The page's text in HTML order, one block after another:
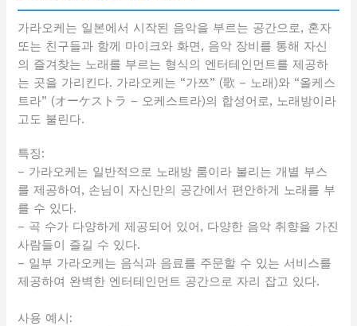
가라오케는 일본에서 시작된 음악을 부르는 공간으로, 혼자
또는 친구들과 함께 마이크와 화면, 음악 장비를 통해 자신
의 즐겨찾는 노래를 부르는 형식의 엔터테인먼트를 제공하
는 곳을 가리킨다. 가라오케는 “가쯔” (歌 – 노래)와 “올케스
트라” (オーケストラ – 오케스트라)의 합성어로, 노래방이라
고도 불린다.
특징:
– 가라오케는 일반적으로 노래방 룸이라 불리는 개별 부스
를 제공하여, 손님이 자신만의 공간에서 편안하게 노래를 부
를 수 있다.
– 곡 수가 다양하게 제공되어 있어, 다양한 음악 취향을 가진
사람들이 즐길 수 있다.
– 일부 가라오케는 음식과 음료를 주문할 수 있는 서비스를
제공하여 완벽한 엔터테인먼트 공간으로 자리 잡고 있다.
사용 예시: